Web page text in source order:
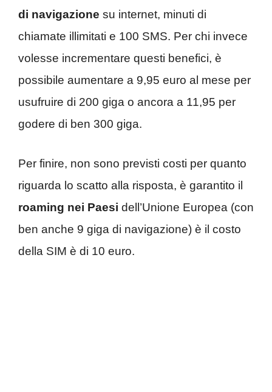
di navigazione su internet, minuti di
chiamate illimitati e 100 SMS. Per chi invece
volesse incrementare questi benefici, è
possibile aumentare a 9,95 euro al mese per
usufruire di 200 giga o ancora a 11,95 per
godere di ben 300 giga.
Per finire, non sono previsti costi per quanto
riguarda lo scatto alla risposta, è garantito il
roaming nei Paesi dell’Unione Europea (con
ben anche 9 giga di navigazione) è il costo
della SIM è di 10 euro.